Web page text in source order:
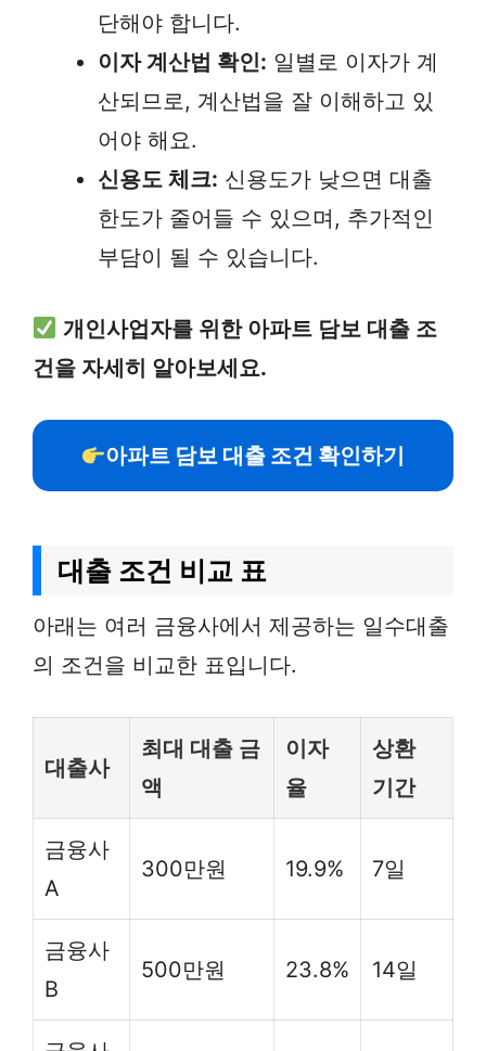
단해야 합니다.
이자 계산법 확인: 일별로 이자가 계
산되므로, 계산법을 잘 이해하고 있
어야 해요.
신용도 체크: 신용도가 낮으면 대출
한도가 줄어들 수 있으며, 추가적인
부담이 될 수 있습니다.
개인사업자를 위한 아파트 담보 대출 조
건을 자세히 알아보세요.
아파트 담보 대출 조건 확인하기
대출 조건 비교 표
아래는 여러 금융사에서 제공하는 일수대출
의 조건을 비교한 표입니다.
대출사
최대 대출 금
액
이자
율
상환
기간
금융사
A
300만원 19.9% 7일
금융사
B
500만원 23.8% 14일